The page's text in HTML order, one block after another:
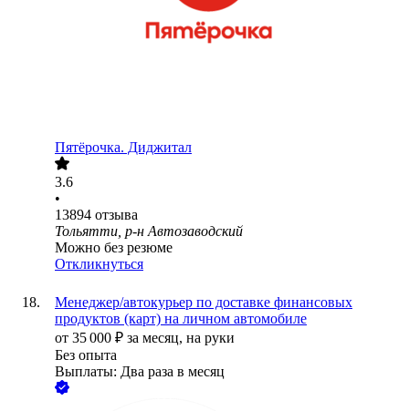
Пятёрочка. Диджитал
3.6
•
13894 отзыва
Тольятти, р-н Автозаводский
Можно без резюме
Откликнуться
Менеджер/автокурьер по доставке финансовых
продуктов (карт) на личном автомобиле
от 35 000 ₽ за месяц, на руки
Без опыта
Выплаты: Два раза в месяц